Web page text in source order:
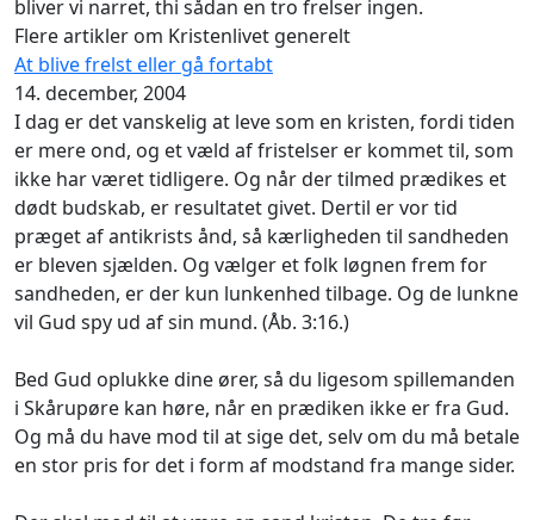
bliver vi narret, thi sådan en tro frelser ingen.
Flere artikler om Kristenlivet generelt
At blive frelst eller gå fortabt
14. december, 2004
I dag er det vanskelig at leve som en kristen, fordi tiden
er mere ond, og et væld af fristelser er kommet til, som
ikke har været tidligere. Og når der tilmed prædikes et
dødt budskab, er resultatet givet. Dertil er vor tid
præget af antikrists ånd, så kærligheden til sandheden
er bleven sjælden. Og vælger et folk løgnen frem for
sandheden, er der kun lunkenhed tilbage. Og de lunkne
vil Gud spy ud af sin mund. (Åb. 3:16.)
Bed Gud oplukke dine ører, så du ligesom spillemanden
i Skårupøre kan høre, når en prædiken ikke er fra Gud.
Og må du have mod til at sige det, selv om du må betale
en stor pris for det i form af modstand fra mange sider.